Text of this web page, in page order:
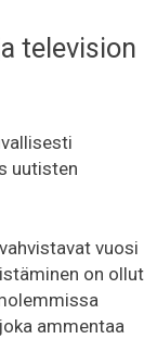
television
uutisten
vuosi
on ollut
ammentaa